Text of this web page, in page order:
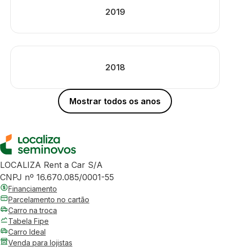
2019
2018
Mostrar todos os anos
LOCALIZA Rent a Car S/A
CNPJ nº 16.670.085/0001-55
Financiamento
Parcelamento no cartão
Carro na troca
Tabela Fipe
Carro Ideal
Venda para lojistas